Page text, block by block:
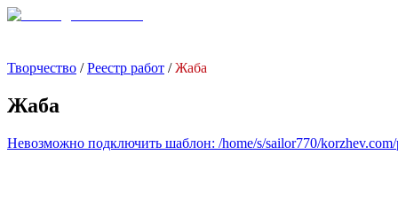
Творчество /Реестр работ /Жаба
Жаба
Невозможно подключить шаблон: /home/s/sailor770/